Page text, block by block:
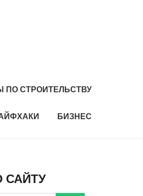
ПО СТРОИТЕЛЬСТВУ
БИЗНЕС
САЙТУ